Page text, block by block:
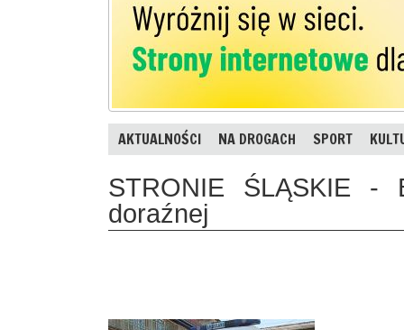
AKTUALNOŚCI NA DROGACH SPORT
STRONIE ŚLĄSKIE -
doraźnej